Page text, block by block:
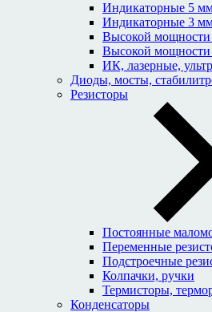
Индикаторные 5
Индикаторные 3
Высокой мощности
Высокой мощности
ИК, лазерные,
Диоды, мосты,
Резисторы
Постоянные
Переменные
Подстроечные
Колпачки, ручки
Термисторы,
Конденсаторы